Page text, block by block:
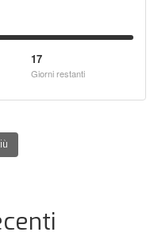
17
Giorni restanti